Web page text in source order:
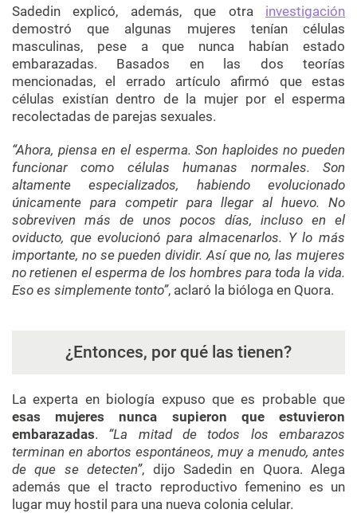
Sadedin explicó, además, que otra investigación
demostró que algunas mujeres tenían células
masculinas, pese a que nunca habían estado
embarazadas. Basados en las dos teorías
mencionadas, el errado artículo afirmó que estas
células existían dentro de la mujer por el esperma
recolectadas de parejas sexuales.
“Ahora, piensa en el esperma. Son haploides no pueden
funcionar como células humanas normales. Son
altamente especializados, habiendo evolucionado
únicamente para competir para llegar al huevo. No
sobreviven más de unos pocos días, incluso en el
oviducto, que evolucionó para almacenarlos. Y lo más
importante, no se pueden dividir. Así que no, las mujeres
no retienen el esperma de los hombres para toda la vida.
Eso es simplemente tonto”, aclaró la bióloga en Quora.
¿Entonces, por qué las tienen?
La experta en biología expuso que es probable que
esas mujeres nunca supieron que estuvieron
embarazadas. “La mitad de todos los embarazos
terminan en abortos espontáneos, muy a menudo, antes
de que se detecten”, dijo Sadedin en Quora. Alega
además que el tracto reproductivo femenino es un
lugar muy hostil para una nueva colonia celular.